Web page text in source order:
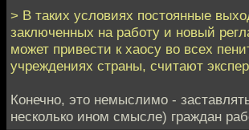
> В таких условиях постоянные
заключенных на работу и новый
может привести к хаосу во всех
учреждениях страны, считают
Конечно, это немыслимо -
несколько ином смысле) граждан